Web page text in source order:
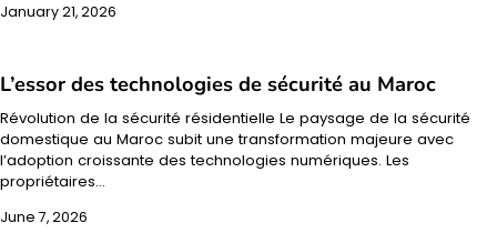
January 21, 2026
L’essor des technologies de sécurité au Maroc
Révolution de la sécurité résidentielle Le paysage de la sécurité
domestique au Maroc subit une transformation majeure avec
l’adoption croissante des technologies numériques. Les
propriétaires…
June 7, 2026